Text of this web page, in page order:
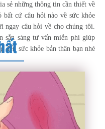
sẻ những thông tin cần thiết về
cứ câu hỏi nào về sức khỏe
ngay câu hỏi về cho chúng tôi.
sẵn sàng tư vấn miễn phí giúp
sức khỏe bản thân bạn nhé